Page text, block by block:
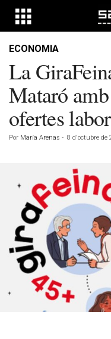
ECONOMIA
La
Mataró
ofertes
Por María Arenas - 8 d'octubre de